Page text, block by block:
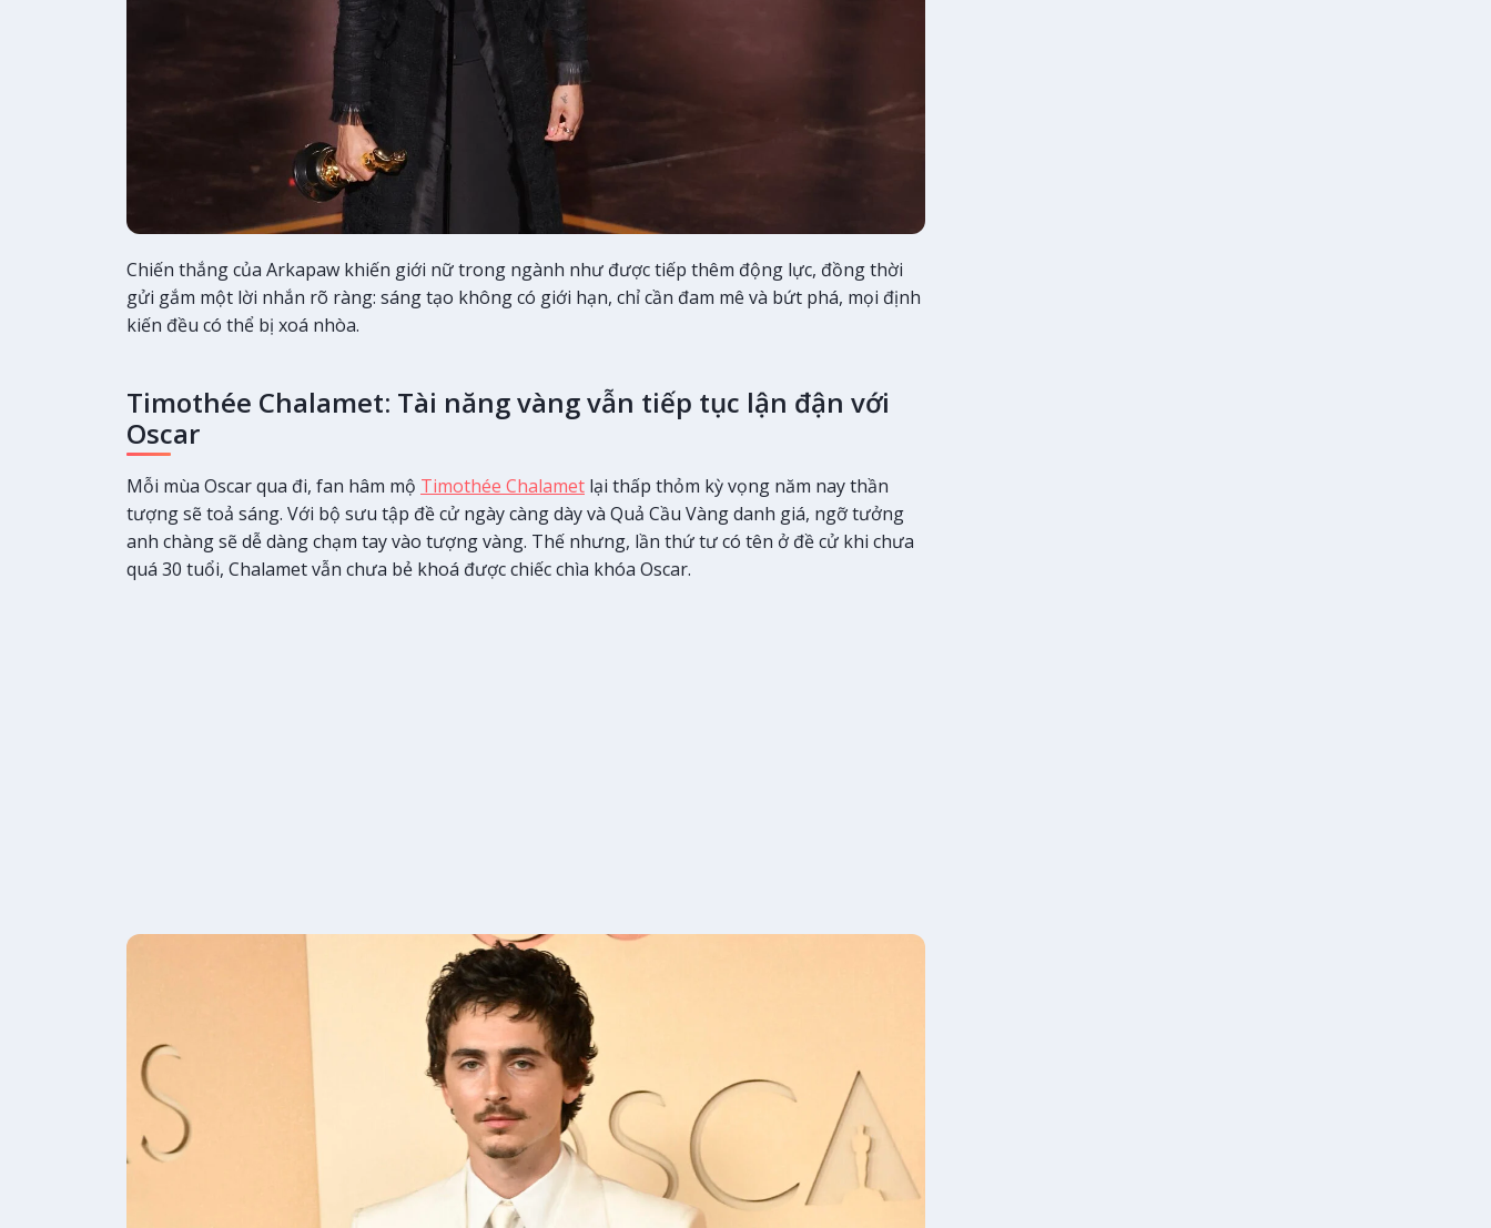
Chiến thắng của Arkapaw khiến giới nữ trong ngành như được tiếp thêm động lực, đồng thời
gửi gắm một lời nhắn rõ ràng: sáng tạo không có giới hạn, chỉ cần đam mê và bứt phá, mọi định
kiến đều có thể bị xoá nhòa.
Timothée Chalamet: Tài năng vàng vẫn tiếp tục lận đận với
Oscar
Mỗi mùa Oscar qua đi, fan hâm mộ Timothée Chalamet lại thấp thỏm kỳ vọng năm nay thần
tượng sẽ toả sáng. Với bộ sưu tập đề cử ngày càng dày và Quả Cầu Vàng danh giá, ngỡ tưởng
anh chàng sẽ dễ dàng chạm tay vào tượng vàng. Thế nhưng, lần thứ tư có tên ở đề cử khi chưa
quá 30 tuổi, Chalamet vẫn chưa bẻ khoá được chiếc chìa khóa Oscar.